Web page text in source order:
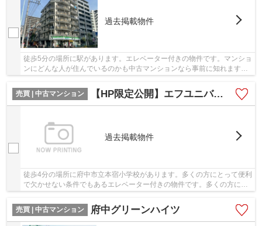
過去掲載物件
徒歩5分の場所に駅があります。エレベーター付きの物件です。マンショ
ンにどんな人が住んでいるのかも中古マンションなら事前に知れます。
売買 | 中古マンション
【HP限定公開】エフユニバース 2階
過去掲載物件
徒歩4分の場所に府中市立本宿小学校があります。多くの方にとって便利
で欠かせない条件でもあるエレベーター付きの物件です。多くの方に好
売買 | 中古マンション
府中グリーンハイツ